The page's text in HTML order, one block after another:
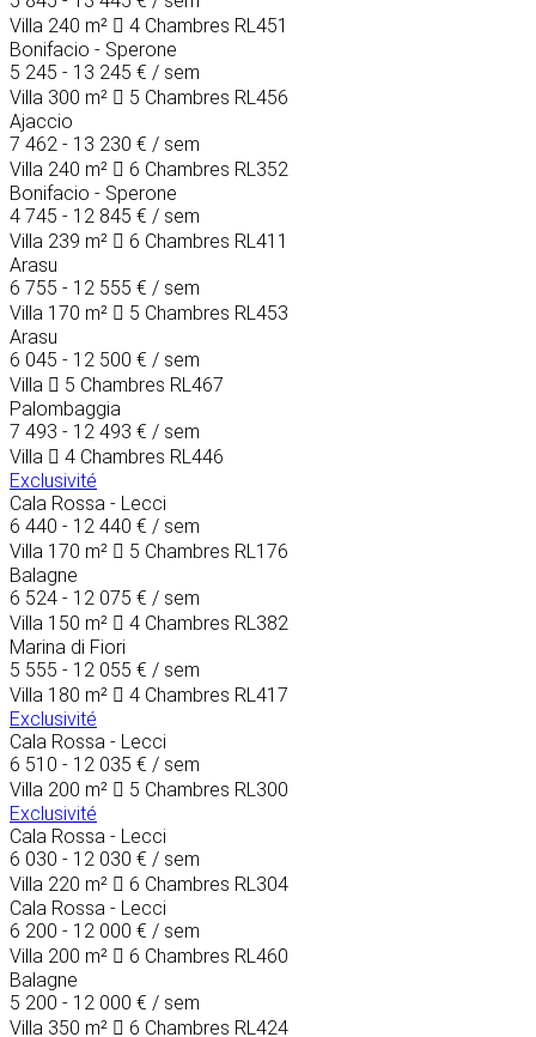
Villa 240 m² 4 Chambres RL451
Bonifacio - Sperone
5 245 - 13 245 € / sem
Villa 300 m² 5 Chambres RL456
Ajaccio
7 462 - 13 230 € / sem
Villa 240 m² 6 Chambres RL352
Bonifacio - Sperone
4 745 - 12 845 € / sem
Villa 239 m² 6 Chambres RL411
Arasu
6 755 - 12 555 € / sem
Villa 170 m² 5 Chambres RL453
Arasu
6 045 - 12 500 € / sem
Villa
5 Chambres RL467
Palombaggia
7 493 - 12 493 € / sem
Villa
4 Chambres RL446
Exclusivité
Cala Rossa - Lecci
6 440 - 12 440 € / sem
Villa 170 m² 5 Chambres RL176
Balagne
6 524 - 12 075 € / sem
Villa 150 m² 4 Chambres RL382
Marina di Fiori
5 555 - 12 055 € / sem
Villa 180 m² 4 Chambres RL417
Exclusivité
Cala Rossa - Lecci
6 510 - 12 035 € / sem
Villa 200 m² 5 Chambres RL300
Exclusivité
Cala Rossa - Lecci
6 030 - 12 030 € / sem
Villa 220 m² 6 Chambres RL304
Cala Rossa - Lecci
6 200 - 12 000 € / sem
Villa 200 m² 6 Chambres RL460
Balagne
5 200 - 12 000 € / sem
Villa 350 m² 6 Chambres RL424